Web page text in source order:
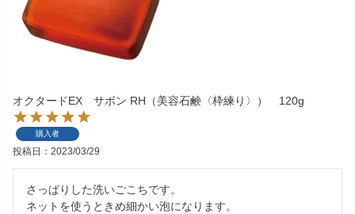
オクタードEX サボン RH（美容石鹸〈枠練り〉） 120g
購入者
投稿日 2023/03/29
さっぱりした洗いごこちです。
ネットを使うときめ細かい泡になります。